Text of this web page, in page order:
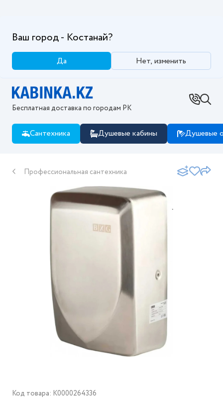
Ваш город - Костанай?
Да Нет, изменить
Бесплатная доставка по городам РК
Сантехника Душевые кабины Душевые
Профессиональная сантехника
Код товара: K0000264336